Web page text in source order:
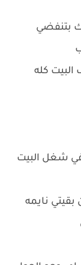
بتنفضي
كله
في شغل البيت
بقيتي نايمه